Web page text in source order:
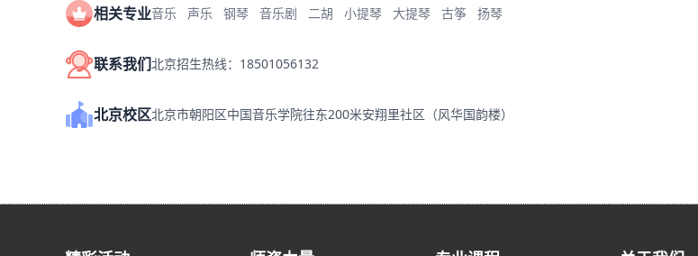
相关专业音乐 声乐 钢琴 音乐剧 二胡 小提琴 大提琴 古筝 扬琴
联系我们北京招生热线：18501056132
北京校区北京市朝阳区中国音乐学院往东200米安翔里社区（风华国韵楼）